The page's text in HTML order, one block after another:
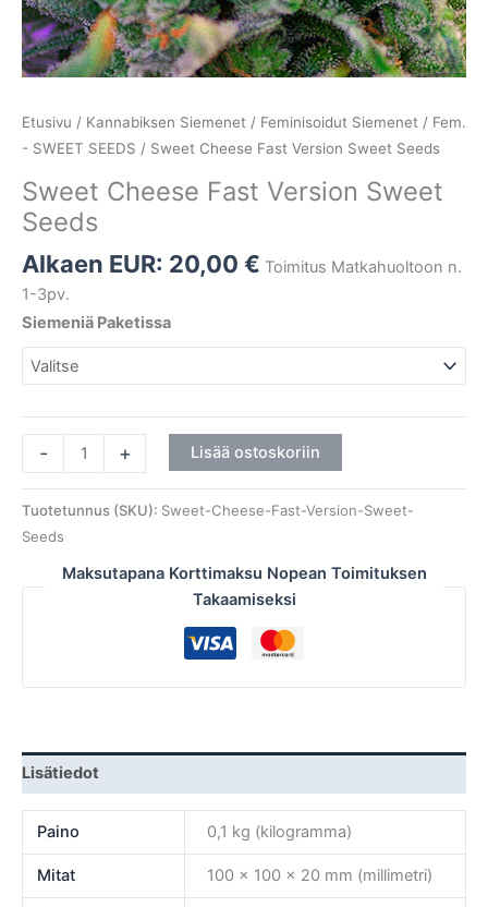
Etusivu / Kannabiksen Siemenet / Feminisoidut Siemenet / Fem.
- SWEET SEEDS / Sweet Cheese Fast Version Sweet Seeds
Sweet Cheese Fast Version Sweet
Seeds
Alkaen EUR: 20,00 € Toimitus Matkahuoltoon n.
1-3pv.
Siemeniä Paketissa
- + Lisää ostoskoriin
Tuotetunnus (SKU): Sweet-Cheese-Fast-Version-Sweet-
Seeds
Maksutapana Korttimaksu Nopean Toimituksen
Takaamiseksi
Lisätiedot
Paino 0,1 kg (kilogramma)
Mitat 100 × 100 × 20 mm (millimetri)